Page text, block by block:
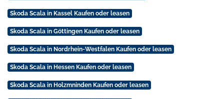
Skoda Scala in Kassel Kaufen oder leasen
Skoda Scala in Göttingen Kaufen oder leasen
Skoda Scala in Nordrhein-Westfalen Kaufen oder leasen
Skoda Scala in Hessen Kaufen oder leasen
Skoda Scala in Holzmninden Kaufen oder leasen